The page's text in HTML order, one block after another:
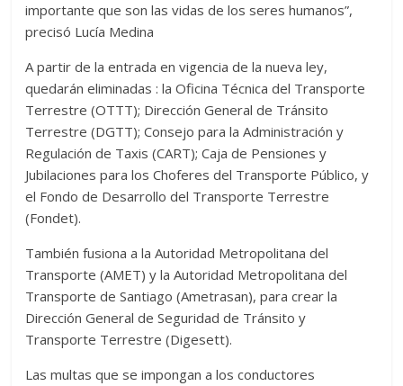
importante que son las vidas de los seres humanos”,
precisó Lucía Medina
A partir de la entrada en vigencia de la nueva ley,
quedarán eliminadas : la Oficina Técnica del Transporte
Terrestre (OTTT); Dirección General de Tránsito
Terrestre (DGTT); Consejo para la Administración y
Regulación de Taxis (CART); Caja de Pensiones y
Jubilaciones para los Choferes del Transporte Público, y
el Fondo de Desarrollo del Transporte Terrestre
(Fondet).
También fusiona a la Autoridad Metropolitana del
Transporte (AMET) y la Autoridad Metropolitana del
Transporte de Santiago (Ametrasan), para crear la
Dirección General de Seguridad de Tránsito y
Transporte Terrestre (Digesett).
Las multas que se impongan a los conductores